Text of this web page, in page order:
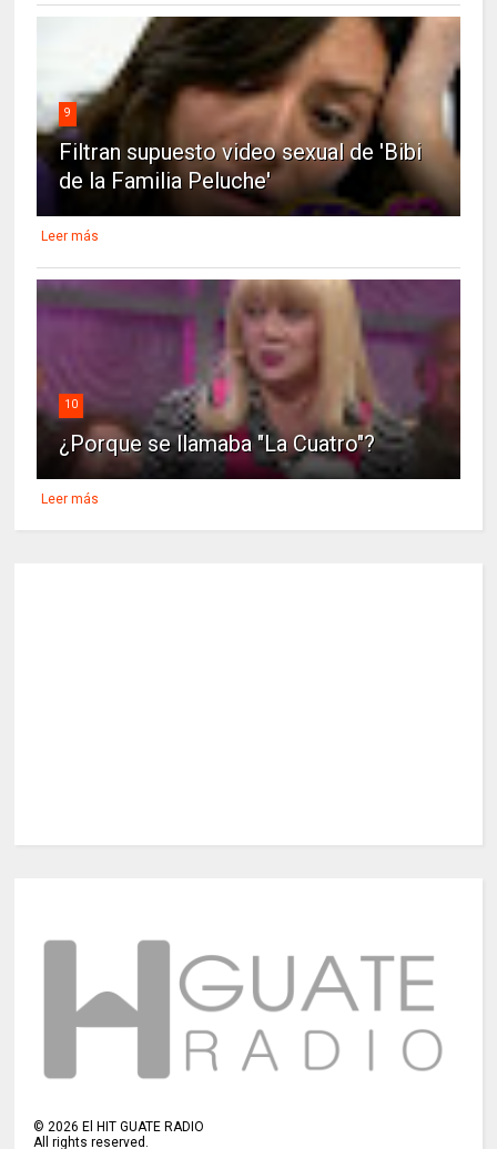
9
Filtran supuesto video sexual de 'Bibi
de la Familia Peluche'
Leer más
10
¿Porque se llamaba "La Cuatro"?
Leer más
©2026 El HIT GUATE RADIO
All rights reserved.